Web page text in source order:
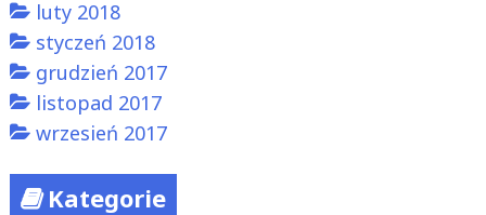
luty 2018
styczeń 2018
grudzień 2017
listopad 2017
wrzesień 2017
Kategorie